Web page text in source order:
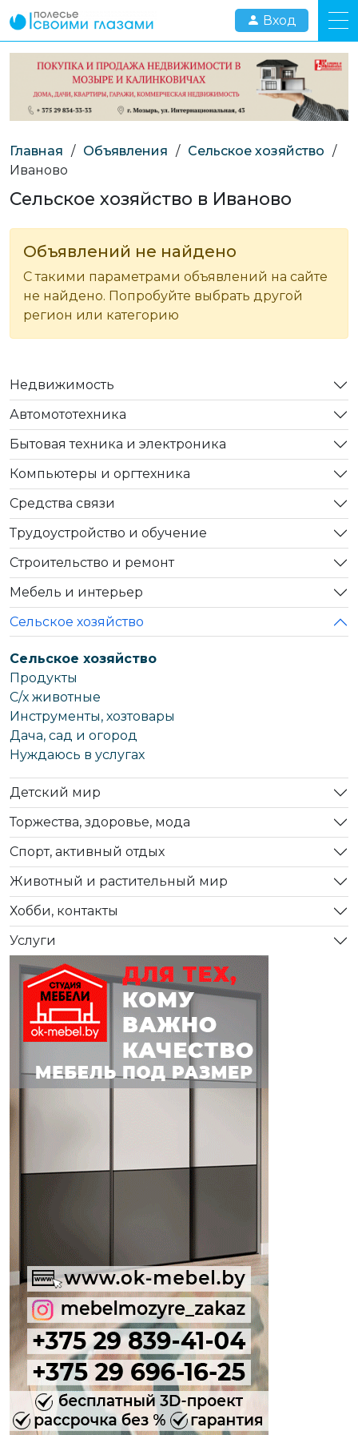
Вход
Главная / Объявления / Сельское хозяйство /
Иваново
Сельское хозяйство в Иваново
Объявлений не найдено
С такими параметрами объявлений на сайте
не найдено. Попробуйте выбрать другой
регион или категорию
Недвижимость
Автомототехника
Бытовая техника и электроника
Компьютеры и оргтехника
Средства связи
Трудоустройство и обучение
Строительство и ремонт
Мебель и интерьер
Сельское хозяйство
Сельское хозяйство
Продукты
С/х животные
Инструменты, хозтовары
Дача, сад и огород
Нуждаюсь в услугах
Детский мир
Торжества, здоровье, мода
Спорт, активный отдых
Животный и растительный мир
Хобби, контакты
Услуги